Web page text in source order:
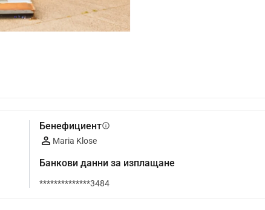
Бенефициентinfo
Maria Klose
Банкови данни за изплащане
**************3484